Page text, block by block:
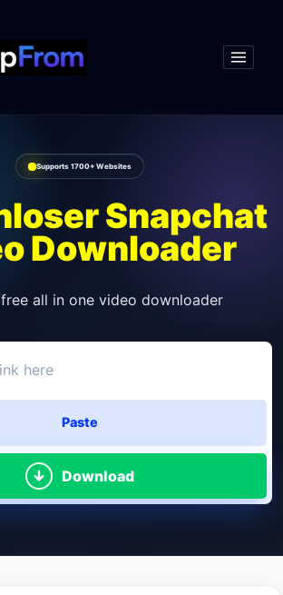
Supports 1700+ Websites
Snapchat
Downloader
all in one video downloader
Paste
Download